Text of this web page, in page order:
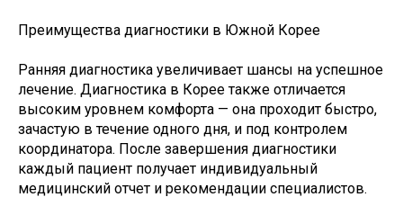
Преимущества диагностики в Южной Корее
Ранняя диагностика увеличивает шансы на успешное
лечение. Диагностика в Корее также отличается
высоким уровнем комфорта — она проходит быстро,
зачастую в течение одного дня, и под контролем
координатора. После завершения диагностики
каждый пациент получает индивидуальный
медицинский отчет и рекомендации специалистов.